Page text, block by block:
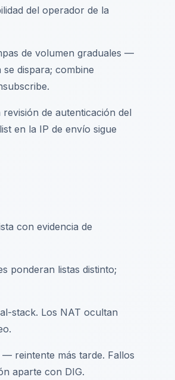
del operador de la
de volumen graduales —
dispara; combine
de autenticación del
en la IP de envío sigue
con evidencia de
ponderan listas distinto;
stack. Los NAT ocultan
— reintente más tarde. Fallos
aparte con DIG.